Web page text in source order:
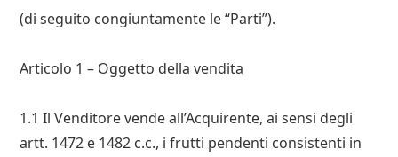
(di seguito congiuntamente le “Parti”).
Articolo 1 – Oggetto della vendita
1.1 Il Venditore vende all’Acquirente, ai sensi degli
artt. 1472 e 1482 c.c., i frutti pendenti consistenti in